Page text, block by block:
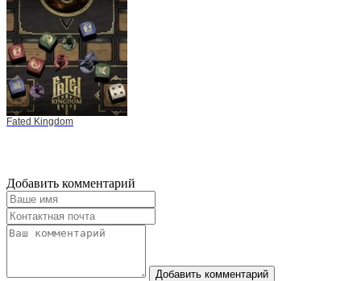
Fated Kingdom
Добавить комментарий
Добавить комментарий